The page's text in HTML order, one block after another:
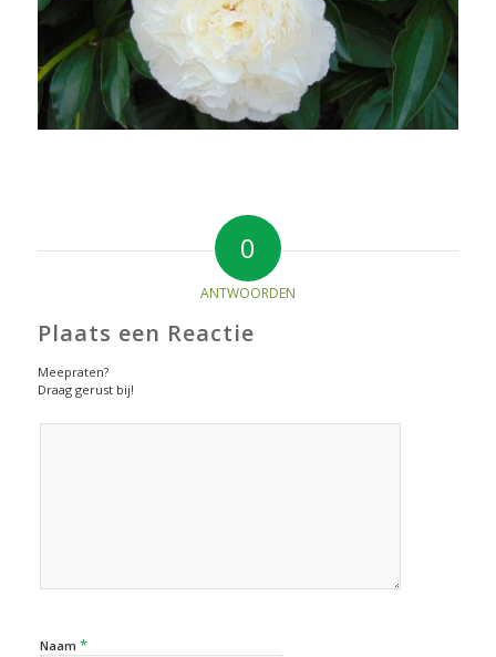
0
ANTWOORDEN
Plaats een Reactie
Meepraten?
Draag gerust bij!
Naam *